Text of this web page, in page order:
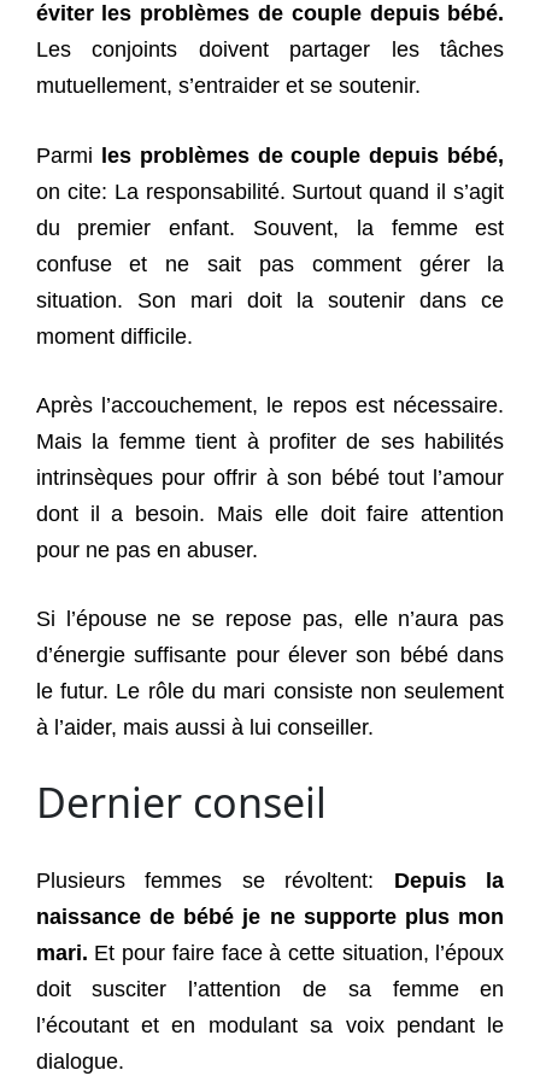
éviter les problèmes de couple depuis bébé.
Les conjoints doivent partager les tâches
mutuellement, s’entraider et se soutenir.
Parmi les problèmes de couple depuis bébé,
on cite: La responsabilité. Surtout quand il s’agit
du premier enfant. Souvent, la femme est
confuse et ne sait pas comment gérer la
situation. Son mari doit la soutenir dans ce
moment difficile.
Après l’accouchement, le repos est nécessaire.
Mais la femme tient à profiter de ses habilités
intrinsèques pour offrir à son bébé tout l’amour
dont il a besoin. Mais elle doit faire attention
pour ne pas en abuser.
Si l’épouse ne se repose pas, elle n’aura pas
d’énergie suffisante pour élever son bébé dans
le futur. Le rôle du mari consiste non seulement
à l’aider, mais aussi à lui conseiller.
Dernier conseil
Plusieurs femmes se révoltent: Depuis la
naissance de bébé je ne supporte plus mon
mari. Et pour faire face à cette situation, l’époux
doit susciter l’attention de sa femme en
l’écoutant et en modulant sa voix pendant le
dialogue.